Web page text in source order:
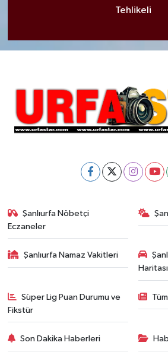
Tehlikeli
Şanlıurfa Nöbetçi
Eczaneler
Şanlıurfa Namaz Vakitleri
Haritası
Süper Lig Puan Durumu ve
Fikstür
Son Dakika Haberleri